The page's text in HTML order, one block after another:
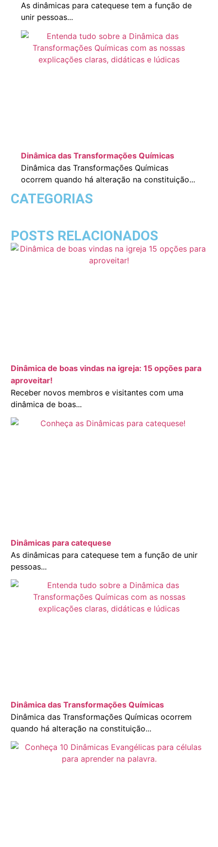
As dinâmicas para catequese tem a função de
unir pessoas...
Dinâmica das Transformações Químicas
Dinâmica das Transformações Químicas
ocorrem quando há alteração na constituição...
CATEGORIAS
POSTS RELACIONADOS
Dinâmica de boas vindas na igreja: 15 opções para
aproveitar!
Receber novos membros e visitantes com uma
dinâmica de boas...
Dinâmicas para catequese
As dinâmicas para catequese tem a função de unir
pessoas...
Dinâmica das Transformações Químicas
Dinâmica das Transformações Químicas ocorrem
quando há alteração na constituição...